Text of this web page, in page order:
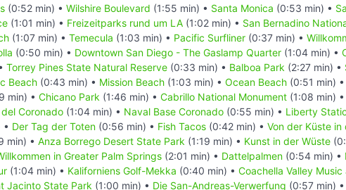
(0:52 min) • Wilshire Boulevard (1:55 min) • Santa Monica (0:53 min) •
(1:01 min) • Freizeitparks rund um LA (1:02 min) • San Bernadino
(1:07 min) • Temecula (1:03 min) • Pacific Surfliner (0:37 min) •
(0:50 min) • Downtown San Diego - The Gaslamp Quarter (1:04 min) •
Torrey Pines State Natural Reserve (0:33 min) • Balboa Park (2:27 min) •
Beach (0:43 min) • Mission Beach (1:03 min) • Ocean Beach (0:51 min) •
min) • Chicano Park (1:46 min) • Cabrillo National Monument (1:08 min) •
Coronado (1:04 min) • Naval Base Coronado (0:55 min) • Liberty
• Der Tag der Toten (0:56 min) • Fish Tacos (0:42 min) • Von der Küste in
min) • Anza Borrego Desert State Park (1:19 min) • Kunst in der Wüste
in Greater Palm Springs (2:01 min) • Dattelpalmen (0:54 min) •
(1:04 min) • Kaliforniens Golf-Mekka (0:40 min) • Coachella Valley
Jacinto State Park (1:00 min) • Die San-Andreas-Verwerfung (0:57 min) •